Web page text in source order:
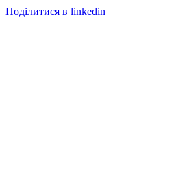
Поділитися в linkedin